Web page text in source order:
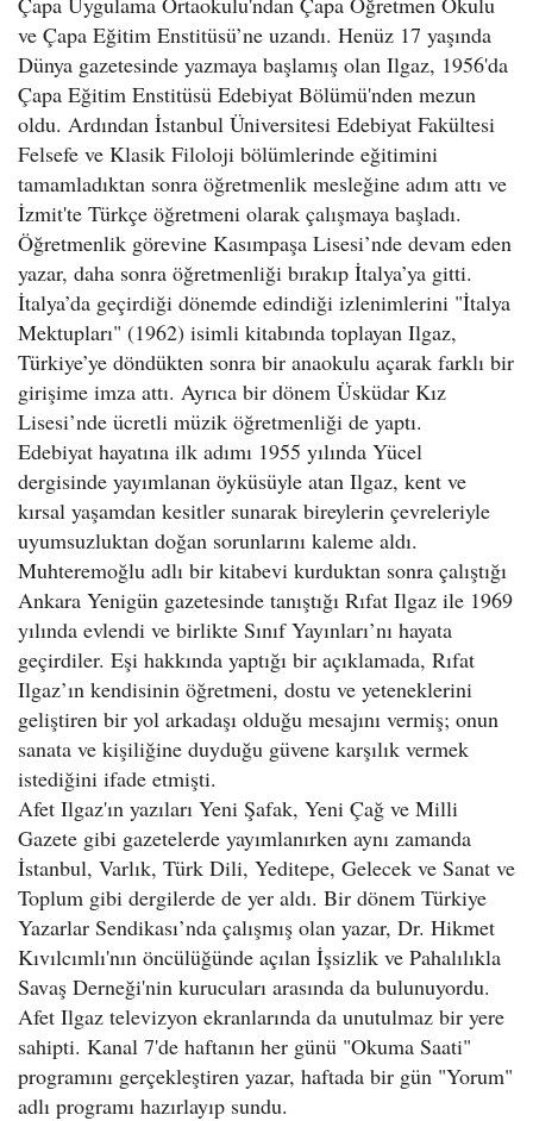
ve Çapa Eğitim Enstitüsü’ne uzandı. Henüz 17 yaşında
Dünya gazetesinde yazmaya başlamış olan Ilgaz, 1956'da
Çapa Eğitim Enstitüsü Edebiyat Bölümü'nden mezun
oldu. Ardından İstanbul Üniversitesi Edebiyat Fakültesi
Felsefe ve Klasik Filoloji bölümlerinde eğitimini
tamamladıktan sonra öğretmenlik mesleğine adım attı ve
İzmit'te Türkçe öğretmeni olarak çalışmaya başladı.
Öğretmenlik görevine Kasımpaşa Lisesi’nde devam eden
yazar, daha sonra öğretmenliği bırakıp İtalya’ya gitti.
İtalya’da geçirdiği dönemde edindiği izlenimlerini "İtalya
Mektupları" (1962) isimli kitabında toplayan Ilgaz,
Türkiye’ye döndükten sonra bir anaokulu açarak farklı bir
girişime imza attı. Ayrıca bir dönem Üsküdar Kız
Lisesi’nde ücretli müzik öğretmenliği de yaptı.
Edebiyat hayatına ilk adımı 1955 yılında Yücel
dergisinde yayımlanan öyküsüyle atan Ilgaz, kent ve
kırsal yaşamdan kesitler sunarak bireylerin çevreleriyle
uyumsuzluktan doğan sorunlarını kaleme aldı.
Muhteremoğlu adlı bir kitabevi kurduktan sonra çalıştığı
Ankara Yenigün gazetesinde tanıştığı Rıfat Ilgaz ile 1969
yılında evlendi ve birlikte Sınıf Yayınları’nı hayata
geçirdiler. Eşi hakkında yaptığı bir açıklamada, Rıfat
Ilgaz’ın kendisinin öğretmeni, dostu ve yeteneklerini
geliştiren bir yol arkadaşı olduğu mesajını vermiş; onun
sanata ve kişiliğine duyduğu güvene karşılık vermek
istediğini ifade etmişti.
Afet Ilgaz'ın yazıları Yeni Şafak, Yeni Çağ ve Milli
Gazete gibi gazetelerde yayımlanırken aynı zamanda
İstanbul, Varlık, Türk Dili, Yeditepe, Gelecek ve Sanat ve
Toplum gibi dergilerde de yer aldı. Bir dönem Türkiye
Yazarlar Sendikası’nda çalışmış olan yazar, Dr. Hikmet
Kıvılcımlı'nın öncülüğünde açılan İşsizlik ve Pahalılıkla
Savaş Derneği'nin kurucuları arasında da bulunuyordu.
Afet Ilgaz televizyon ekranlarında da unutulmaz bir yere
sahipti. Kanal 7'de haftanın her günü "Okuma Saati"
programını gerçekleştiren yazar, haftada bir gün "Yorum"
adlı programı hazırlayıp sundu.